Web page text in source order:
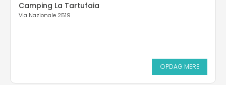
Camping La Tartufaia
Via Nazionale 2519
OPDAG MERE